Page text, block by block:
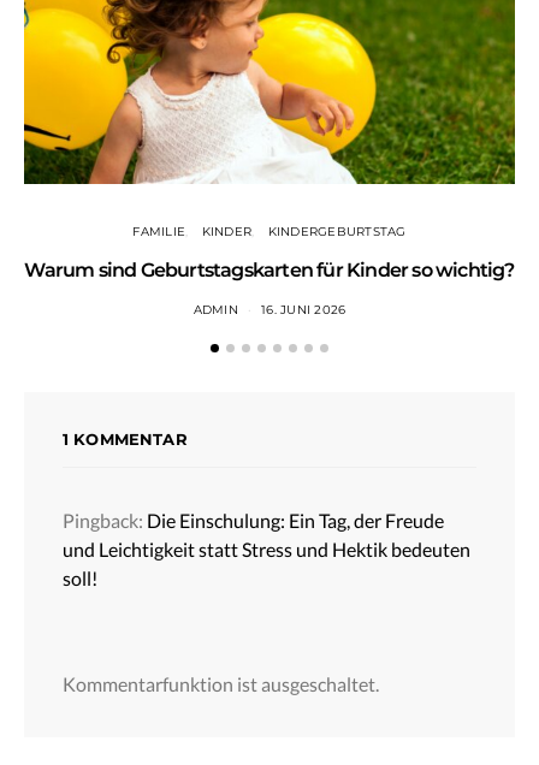
FAMILIE KINDER KINDERGEBURTSTAG
Warum sind Geburtstagskarten für Kinder so wichtig?
ADMIN 16. JUNI 2026
1 KOMMENTAR
Pingback: Die Einschulung: Ein Tag, der Freude
und Leichtigkeit statt Stress und Hektik bedeuten
soll!
Kommentarfunktion ist ausgeschaltet.